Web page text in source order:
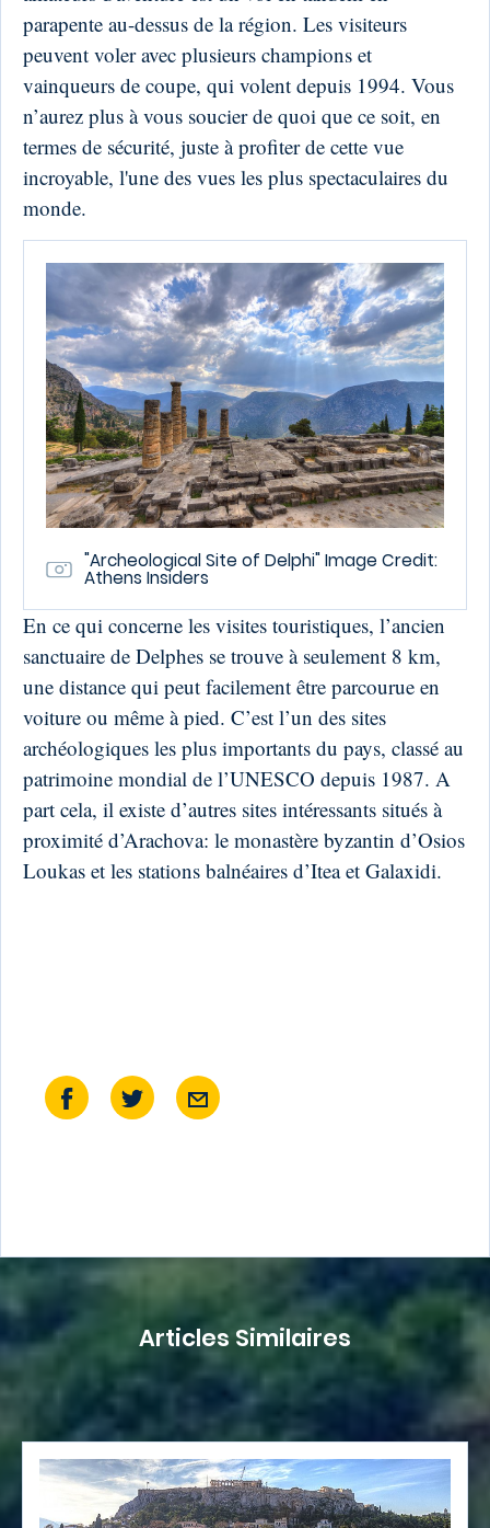
parapente au-dessus de la région. Les visiteurs
peuvent voler avec plusieurs champions et
vainqueurs de coupe, qui volent depuis 1994. Vous
n’aurez plus à vous soucier de quoi que ce soit, en
termes de sécurité, juste à profiter de cette vue
incroyable, l'une des vues les plus spectaculaires du
monde.
"Archeological Site of Delphi" Image Credit:
Athens Insiders
En ce qui concerne les visites touristiques, l’ancien
sanctuaire de Delphes se trouve à seulement 8 km,
une distance qui peut facilement être parcourue en
voiture ou même à pied. C’est l’un des sites
archéologiques les plus importants du pays, classé au
patrimoine mondial de l’UNESCO depuis 1987. A
part cela, il existe d’autres sites intéressants situés à
proximité d’Arachova: le monastère byzantin d’Osios
Loukas et les stations balnéaires d’Itea et Galaxidi.
Articles Similaires